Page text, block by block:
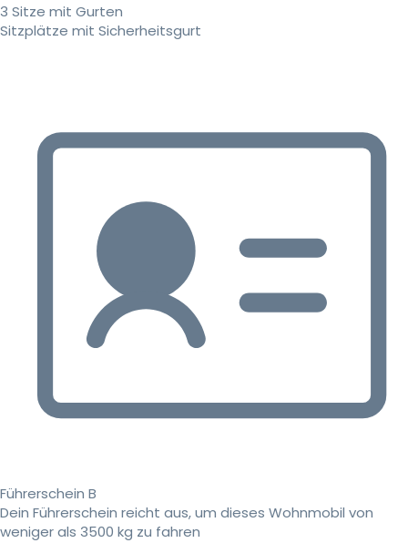
3 Sitze mit Gurten
Sitzplätze mit Sicherheitsgurt
Führerschein B
Dein Führerschein reicht aus, um dieses Wohnmobil von
weniger als 3500 kg zu fahren